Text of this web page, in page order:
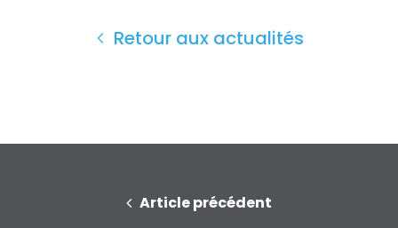
Retour aux actualités
Article précédent